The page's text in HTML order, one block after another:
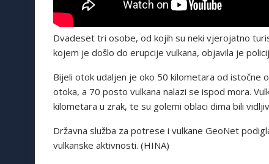
Dvadeset tri osobe, od kojih su neki vjerojatno
kojem je došlo do erupcije vulkana, objavila je
Bijeli otok udaljen je oko 50 kilometara od istočne
otoka, a 70 posto vulkana nalazi se ispod mora.
kilometara u zrak, te su golemi oblaci dima bili
Državna služba za potrese i vulkane GeoNet
vulkanske aktivnosti. (HINA)